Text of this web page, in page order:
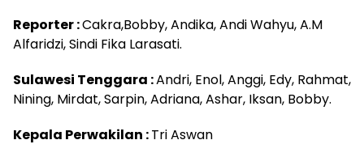
Reporter :Cakra,Bobby, Andika, Andi Wahyu, A.M
Alfaridzi, Sindi Fika Larasati.
Sulawesi Tenggara :Andri, Enol, Anggi, Edy, Rahmat,
Nining, Mirdat, Sarpin, Adriana, Ashar, Iksan, Bobby.
Kepala Perwakilan :Tri Aswan